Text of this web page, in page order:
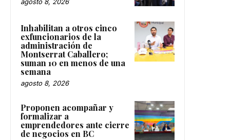
agosto 8, 2026
Inhabilitan a otros cinco
exfuncionarios de la
administración de
Montserrat Caballero;
suman 10 en menos de una
semana
agosto 8, 2026
Proponen acompañar y
formalizar a
emprendedores ante cierre
de negocios en BC